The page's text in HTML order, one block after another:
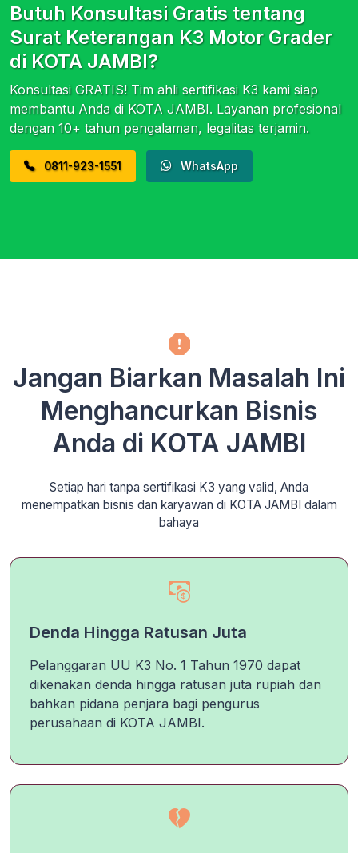
Butuh Konsultasi Gratis tentang
Surat Keterangan K3 Motor Grader
di KOTA JAMBI?
Konsultasi GRATIS! Tim ahli sertifikasi K3 kami siap
membantu Anda di KOTA JAMBI. Layanan profesional
dengan 10+ tahun pengalaman, legalitas terjamin.
0811-923-1551 WhatsApp
Jangan Biarkan Masalah Ini
Menghancurkan Bisnis
Anda di KOTA JAMBI
Setiap hari tanpa sertifikasi K3 yang valid, Anda
menempatkan bisnis dan karyawan di KOTA JAMBI dalam
bahaya
Denda Hingga Ratusan Juta
Pelanggaran UU K3 No. 1 Tahun 1970 dapat
dikenakan denda hingga ratusan juta rupiah dan
bahkan pidana penjara bagi pengurus
perusahaan di KOTA JAMBI.